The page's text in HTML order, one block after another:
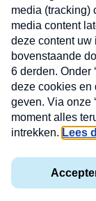
MAX
Neem hier
donderdag in
e-
privacyverklaring